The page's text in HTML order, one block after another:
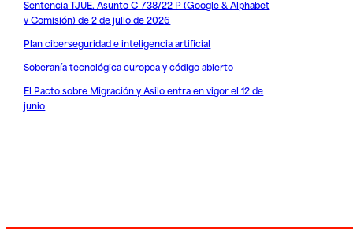
Sentencia TJUE. Asunto C-738/22 P (Google & Alphabet
v Comisión) de 2 de julio de 2026
Plan ciberseguridad e inteligencia artificial
Soberanía tecnológica europea y código abierto
El Pacto sobre Migración y Asilo entra en vigor el 12 de
junio